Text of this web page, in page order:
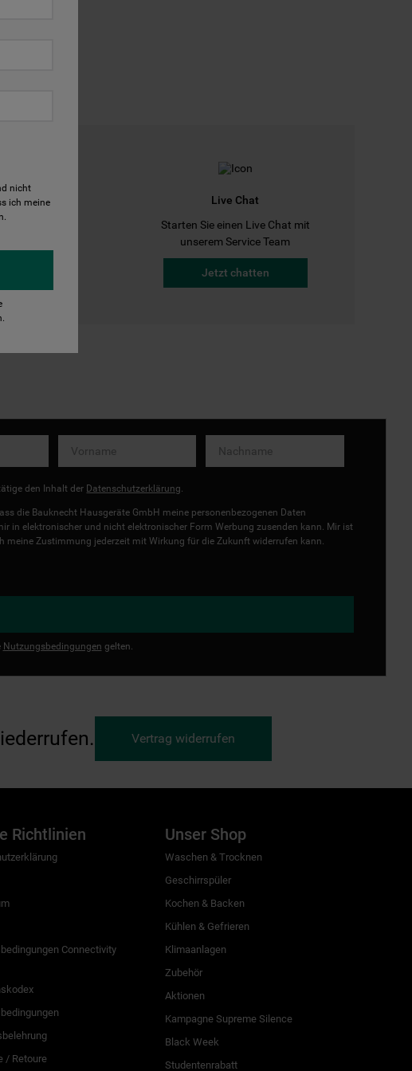
Live Chat
Starten Sie einen Live Chat mit
unserem Service Team
Jetzt chatten
den Inhalt der Datenschutzerklärung
die Bauknecht Hausgeräte GmbH meine personenbezogenen Daten
in elektronischer und nicht elektronischer Form Werbung zusenden kann. Mir ist
meine Zustimmung jederzeit mit Wirkung für die Zukunft widerrufen kann.
Nutzungsbedingungen gelten.
Vertrag widerrufen
Richtlinien
Connectivity
/ Retoure
Unser Shop
Waschen & Trocknen
Geschirrspüler
Kochen & Backen
Kühlen & Gefrieren
Klimaanlagen
Zubehör
Aktionen
Kampagne Supreme Silence
Black Week
Studentenrabatt
nicht
ich meine